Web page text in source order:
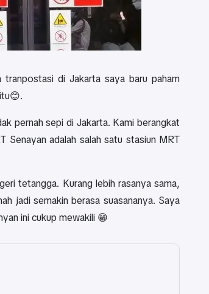
di Jakarta saya baru paham
pernah sepi di Jakarta. Kami berangkat
Senayan adalah salah satu stasiun MRT
tetangga. Kurang lebih rasanya sama,
jadi semakin berasa suasananya. Saya
ini cukup mewakili 😁